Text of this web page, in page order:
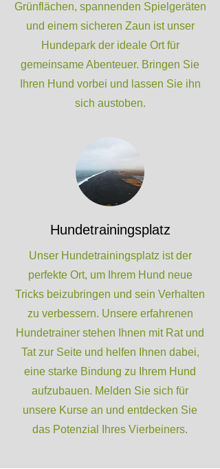
Grünflächen, spannenden Spielgeräten
und einem sicheren Zaun ist unser
Hundepark der ideale Ort für
gemeinsame Abenteuer. Bringen Sie
Ihren Hund vorbei und lassen Sie ihn
sich austoben.
Hundetrainingsplatz
Unser Hundetrainingsplatz ist der
perfekte Ort, um Ihrem Hund neue
Tricks beizubringen und sein Verhalten
zu verbessern. Unsere erfahrenen
Hundetrainer stehen Ihnen mit Rat und
Tat zur Seite und helfen Ihnen dabei,
eine starke Bindung zu Ihrem Hund
aufzubauen. Melden Sie sich für
unsere Kurse an und entdecken Sie
das Potenzial Ihres Vierbeiners.